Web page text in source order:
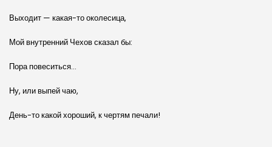
Выходит — какая-то околесица,
Мой внутренний Чехов сказал бы:
Пора повеситься…
Ну, или выпей чаю,
День-то какой хороший, к чертям печали!